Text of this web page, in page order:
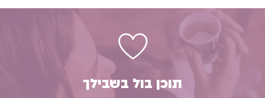
תוכן בול בשבילך